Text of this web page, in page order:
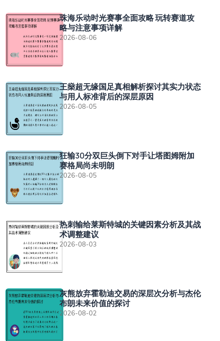
珠海乐动时光赛事全面攻略 玩转赛道攻
略与注意事项详解
2026-08-06
王燊超无缘国足真相解析探讨其实力状态
与用人标准背后的深层原因
2026-08-05
狂输30分双巨头倒下对手让塔图姆附加
赛格局尚未明朗
2026-08-05
热刺输给莱斯特城的关键因素分析及其战
术调整建议
2026-08-03
灰熊放弃霍勒迪交易的深层次分析与杰伦
布朗未来价值的探讨
2026-08-02